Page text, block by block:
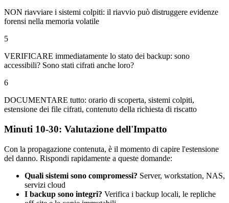
NON riavviare i sistemi colpiti: il riavvio può distruggere evidenze
forensi nella memoria volatile
5
VERIFICARE immediatamente lo stato dei backup: sono
accessibili? Sono stati cifrati anche loro?
6
DOCUMENTARE tutto: orario di scoperta, sistemi colpiti,
estensione dei file cifrati, contenuto della richiesta di riscatto
Minuti 10-30: Valutazione dell'Impatto
Con la propagazione contenuta, è il momento di capire l'estensione
del danno. Rispondi rapidamente a queste domande:
Quali sistemi sono compromessi? Server, workstation, NAS,
servizi cloud
I backup sono integri? Verifica i backup locali, le repliche